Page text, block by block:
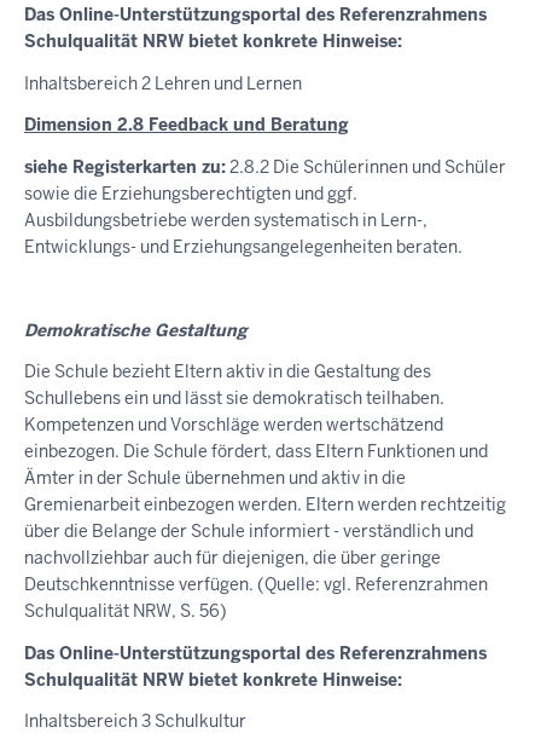
Das Online-Unterstützungsportal des Referenzrahmens
Schulqualität NRW bietet konkrete Hinweise:
Inhaltsbereich 2 Lehren und Lernen
Dimension 2.8 Feedback und Beratung
siehe Registerkarten zu:2.8.2 Die Schülerinnen und Schüler
sowie die Erziehungsberechtigten und ggf.
Ausbildungsbetriebe werden systematisch in Lern-,
Entwicklungs- und Erziehungsangelegenheiten beraten.
Demokratische Gestaltung
Die Schule bezieht Eltern aktiv in die Gestaltung des
Schullebens ein und lässt sie demokratisch teilhaben.
Kompetenzen und Vorschläge werden wertschätzend
einbezogen. Die Schule fördert, dass Eltern Funktionen und
Ämter in der Schule übernehmen und aktiv in die
Gremienarbeit einbezogen werden. Eltern werden rechtzeitig
über die Belange der Schule informiert - verständlich und
nachvollziehbar auch für diejenigen, die über geringe
Deutschkenntnisse verfügen. (Quelle: vgl. Referenzrahmen
Schulqualität NRW, S. 56)
Das Online-Unterstützungsportal des Referenzrahmens
Schulqualität NRW bietet konkrete Hinweise:
Inhaltsbereich 3 Schulkultur